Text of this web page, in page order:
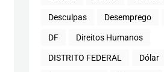
Desculpas Desemprego
DF Direitos Humanos
DISTRITO FEDERAL Dólar